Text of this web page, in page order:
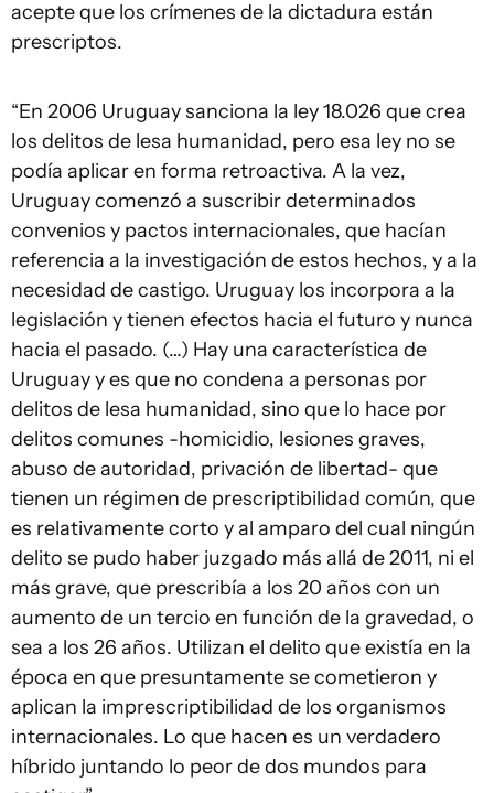
acepte que los crímenes de la dictadura están
prescriptos.
“En 2006 Uruguay sanciona la ley 18.026 que crea
los delitos de lesa humanidad, pero esa ley no se
podía aplicar en forma retroactiva. A la vez,
Uruguay comenzó a suscribir determinados
convenios y pactos internacionales, que hacían
referencia a la investigación de estos hechos, y a la
necesidad de castigo. Uruguay los incorpora a la
legislación y tienen efectos hacia el futuro y nunca
hacia el pasado. (…) Hay una característica de
Uruguay y es que no condena a personas por
delitos de lesa humanidad, sino que lo hace por
delitos comunes -homicidio, lesiones graves,
abuso de autoridad, privación de libertad- que
tienen un régimen de prescriptibilidad común, que
es relativamente corto y al amparo del cual ningún
delito se pudo haber juzgado más allá de 2011, ni el
más grave, que prescribía a los 20 años con un
aumento de un tercio en función de la gravedad, o
sea a los 26 años. Utilizan el delito que existía en la
época en que presuntamente se cometieron y
aplican la imprescriptibilidad de los organismos
internacionales. Lo que hacen es un verdadero
híbrido juntando lo peor de dos mundos para